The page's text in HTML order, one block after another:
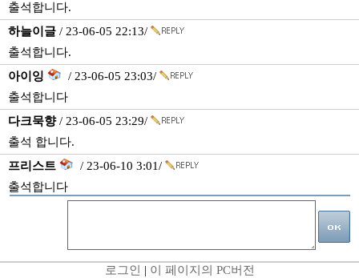
출석합니다.
하늘이글 / 23-06-05 22:13/
출석합니다.
아이잉
/ 23-06-05 23:03/
출석합니다
다크묵향/ 23-06-05 23:29/
출석 합니다.
프리스트
/ 23-06-10 3:01/
출석합니다
로그인 | 이 페이지의 PC버전